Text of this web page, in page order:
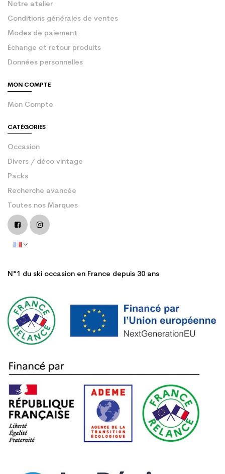
Notre atelier
Conditions générales de ventes
Modes de paiement
Échange et retour produits
Données personnelles
MON COMPTE
Mon Compte
CATÉGORIES
Occasion
Divers / déco vintage
Packs
Recherche avancée
Toutes nos Marques
N°1 du ski occasion en France depuis 30 ans